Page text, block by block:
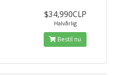
$34,990CLP
Halvårlig
Bestil nu